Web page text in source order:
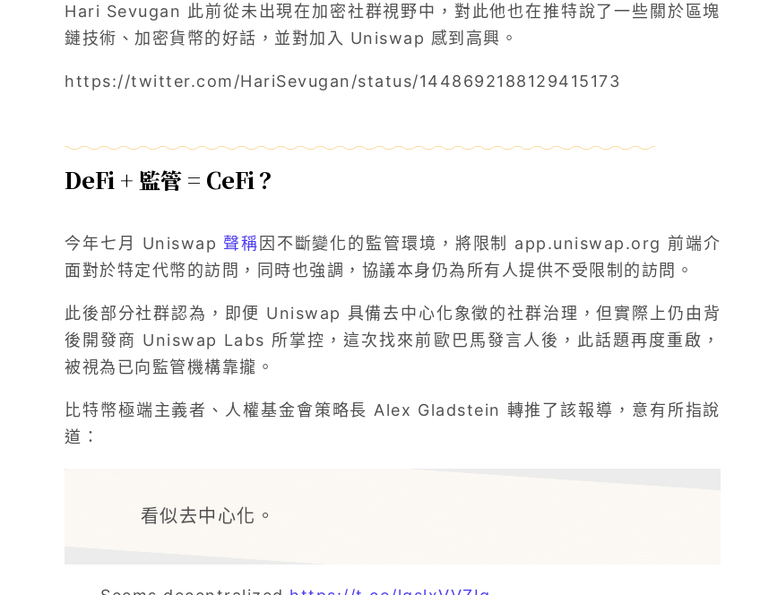
Hari Sevugan 此前從未出現在加密社群視野中，對此他也在推特說了一些關於區塊
鏈技術、加密貨幣的好話，並對加入 Uniswap 感到高興。
https://twitter.com/HariSevugan/status/1448692188129415173
DeFi + 監管 = CeFi？
今年七月 Uniswap 聲稱因不斷變化的監管環境，將限制 app.uniswap.org 前端介
面對於特定代幣的訪問，同時也強調，協議本身仍為所有人提供不受限制的訪問。
此後部分社群認為，即便 Uniswap 具備去中心化象徵的社群治理，但實際上仍由背
後開發商 Uniswap Labs 所掌控，這次找來前歐巴馬發言人後，此話題再度重啟，
被視為已向監管機構靠攏。
比特幣極端主義者、人權基金會策略長 Alex Gladstein 轉推了該報導，意有所指說
道：
看似去中心化。